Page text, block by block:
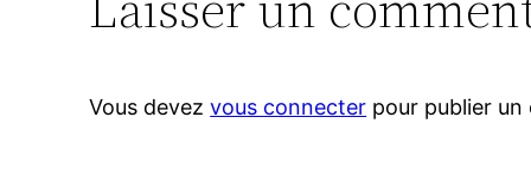
Vous devezvous connecter pour publier un